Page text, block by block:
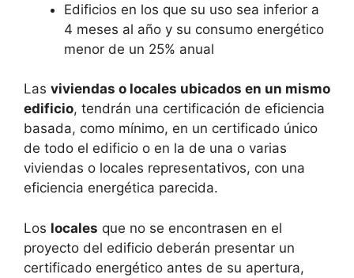
Edificios en los que su uso sea inferior a
4 meses al año y su consumo energético
menor de un 25% anual
Las viviendas o locales ubicados en un mismo
edificio, tendrán una certificación de eficiencia
basada, como mínimo, en un certificado único
de todo el edificio o en la de una o varias
viviendas o locales representativos, con una
eficiencia energética parecida.
Los locales que no se encontrasen en el
proyecto del edificio deberán presentar un
certificado energético antes de su apertura,